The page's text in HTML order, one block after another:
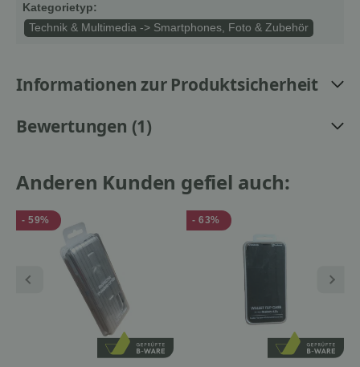
Kategorietyp:
Technik & Multimedia -> Smartphones, Foto & Zubehör
Informationen zur Produktsicherheit
Bewertungen (1)
Anderen Kunden gefiel auch:
- 59% - 63%